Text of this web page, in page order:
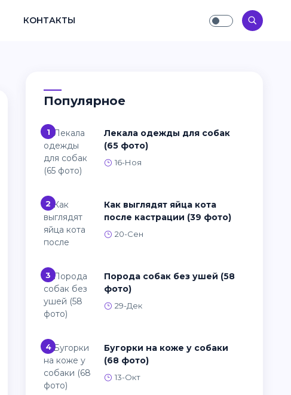
КОНТАКТЫ
Популярное
1
Лекала одежды для собак
(65 фото)
16-Ноя
2
Как выглядят яйца кота
после кастрации (39 фото)
20-Сен
3
Порода собак без ушей (58
фото)
29-Дек
4
Бугорки на коже у собаки
(68 фото)
13-Окт